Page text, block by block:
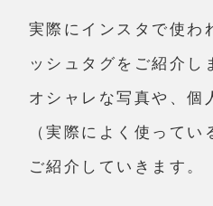
実際にインスタで使わ
ッシュタグをご紹介し
オシャレな写真や、個
（実際によく使って
ご紹介していきます。